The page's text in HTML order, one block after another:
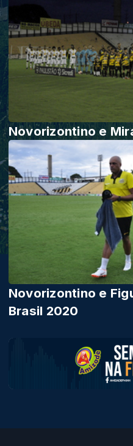
Novorizontino e
Novorizontino e
Brasil 2020